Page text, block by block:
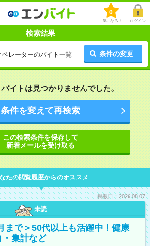
0
気になる！ ログイン
検索結果
ペレーターのバイト一覧 条件の変更
イトは見つかりませんでした。
条件を変えて再検索
この検索条件を保存して
新着メールを受け取る
たの閲覧履歴からのオススメ
掲載日：2026.08.07
未読
まで＞50代以上も活躍中！健康
集計など